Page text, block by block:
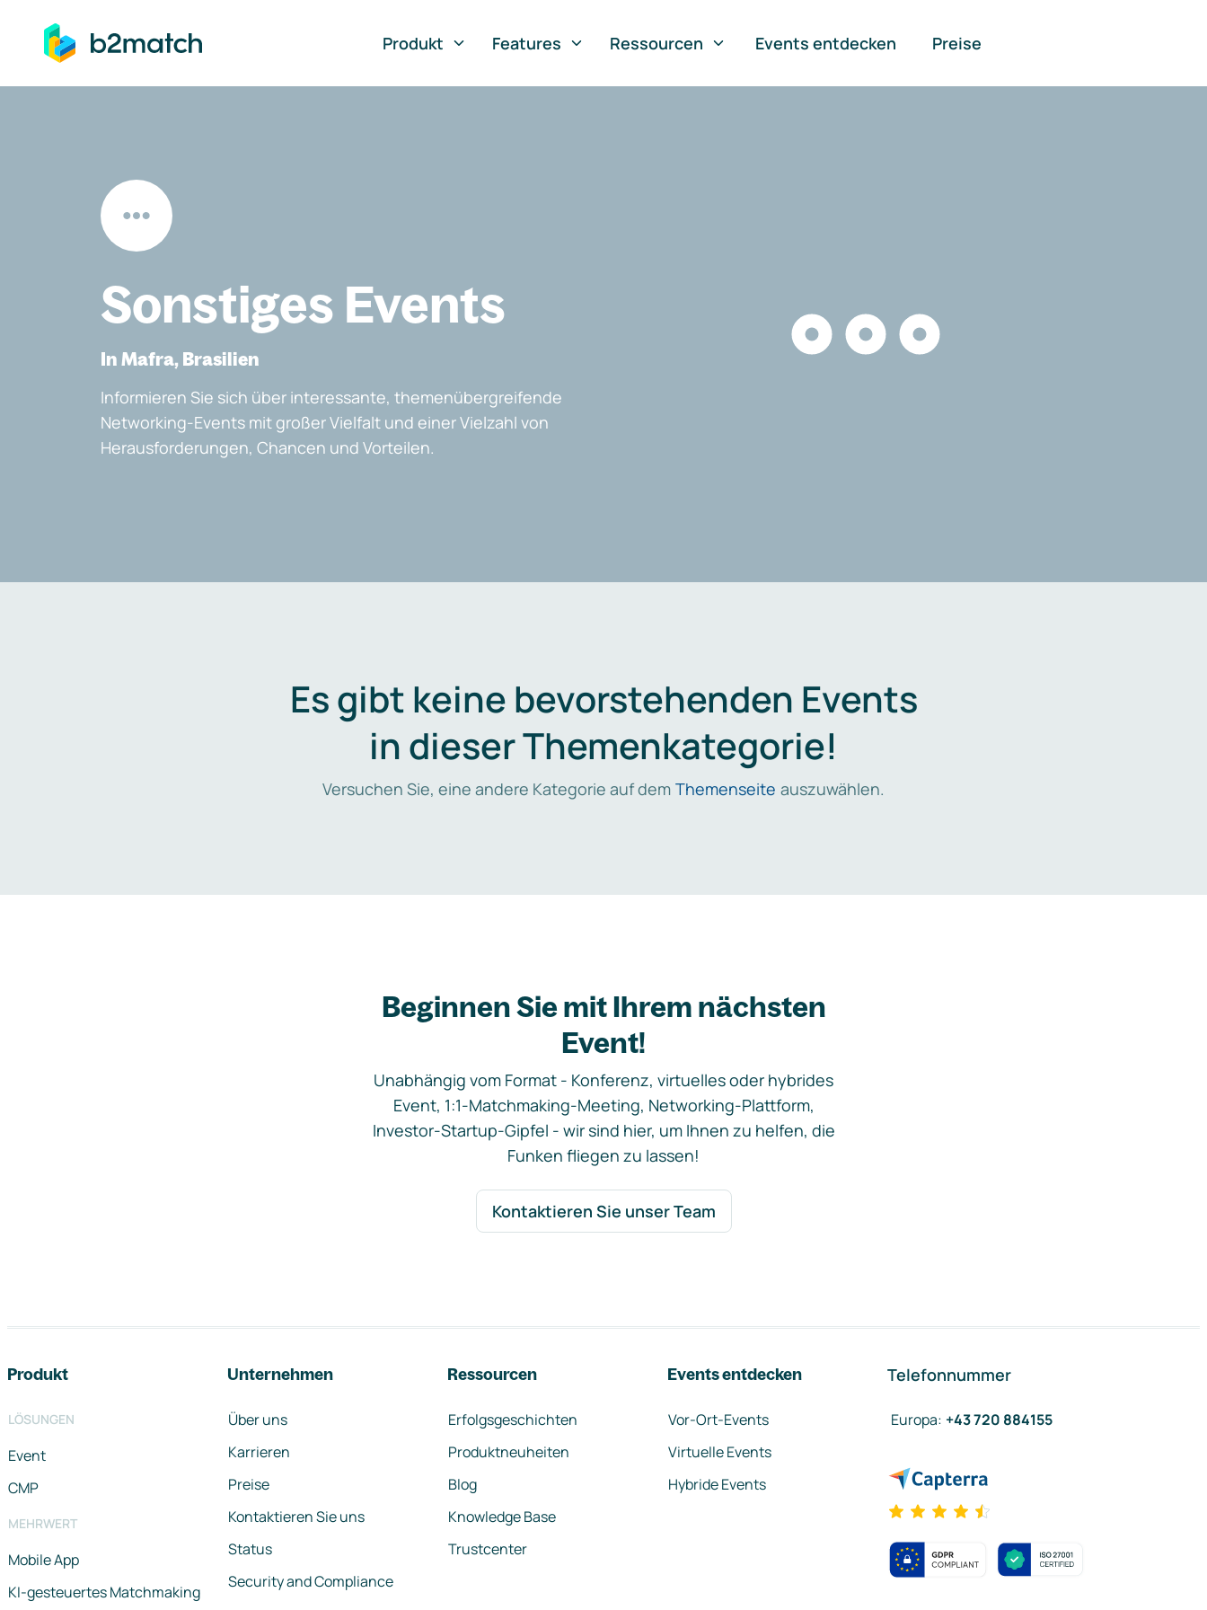
springen
Produkt
Features Ressourcen Events entdecken Preise
Sonstiges Events
In Mafra, Brasilien
Informieren Sie sich über interessante, themenübergreifende
Networking-Events mit großer Vielfalt und einer Vielzahl von
Herausforderungen, Chancen und Vorteilen.
Es gibt keine bevorstehenden Events
in dieser Themenkategorie!
Versuchen Sie, eine andere Kategorie auf dem Themenseite auszuwählen.
Beginnen Sie mit Ihrem nächsten
Event!
Unabhängig vom Format - Konferenz, virtuelles oder hybrides
Event, 1:1-Matchmaking-Meeting, Networking-Plattform,
Investor-Startup-Gipfel - wir sind hier, um Ihnen zu helfen, die
Funken fliegen zu lassen!
Kontaktieren Sie unser Team
Produkt
LÖSUNGEN
Event
CMP
MEHRWERT
Mobile App
KI-gesteuertes Matchmaking
Unternehmen
Über uns
Karrieren
Preise
Kontaktieren Sie uns
Status
Security and Compliance
Ressourcen
Erfolgsgeschichten
Produktneuheiten
Blog
Knowledge Base
Trustcenter
Events entdecken
Vor-Ort-Events
Virtuelle Events
Hybride Events
Telefonnummer
Europa: +43 720 884155